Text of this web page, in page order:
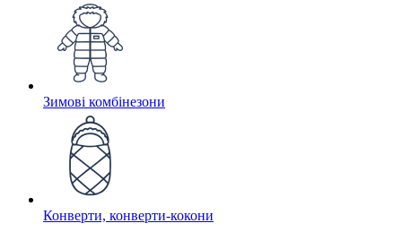
Зимові комбінезони
Конверти, конверти-кокони